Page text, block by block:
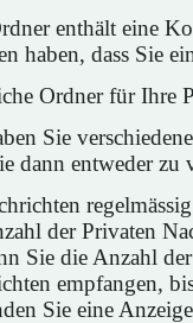
enthält eine
haben, dass Sie
Ordner für Ihre
Sie
dann entweder
der Privaten
Sie die Anzahl
empfangen,
Sie eine